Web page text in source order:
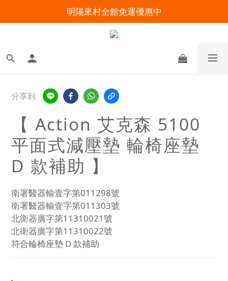
明陽來村全館免運優惠中
明陽來村全館免運優惠中
出院準備不慌張！安心回家照護指南
分享到
【 Action 艾克森 5100
平面式減壓墊 輪椅座墊
D 款補助 】
衛署醫器輸壹字第011298號
衛署醫器輸壹字第011303號
北衛器廣字第11310021號
北衛器廣字第11310022號
符合輪椅座墊 D 款補助